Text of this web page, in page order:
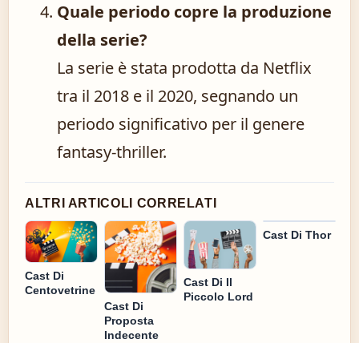
Quale periodo copre la produzione
della serie?
La serie è stata prodotta da Netflix
tra il 2018 e il 2020, segnando un
periodo significativo per il genere
fantasy-thriller.
ALTRI ARTICOLI CORRELATI
Cast Di
Centovetrine
Cast Di
Proposta
Indecente
Cast Di Il
Piccolo Lord
Cast Di Thor